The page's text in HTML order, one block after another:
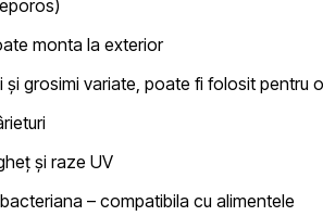
monta la exterior
și grosimi variate, poate fi folosit
și raze UV
– compatibila cu alimentele